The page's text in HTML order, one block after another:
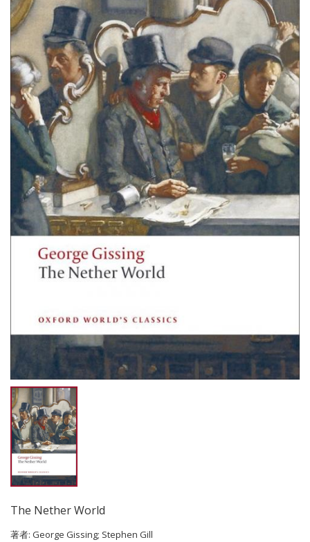
The Nether World
著者: George Gissing; Stephen Gill